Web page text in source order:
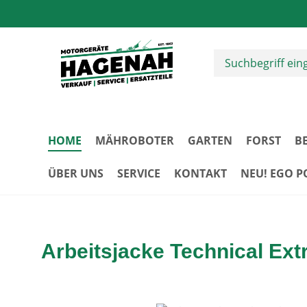
HOME MÄHROBOTER GARTEN FORST
ÜBER UNS SERVICE KONTAKT NEU! EGO
Arbeitsjacke Technical